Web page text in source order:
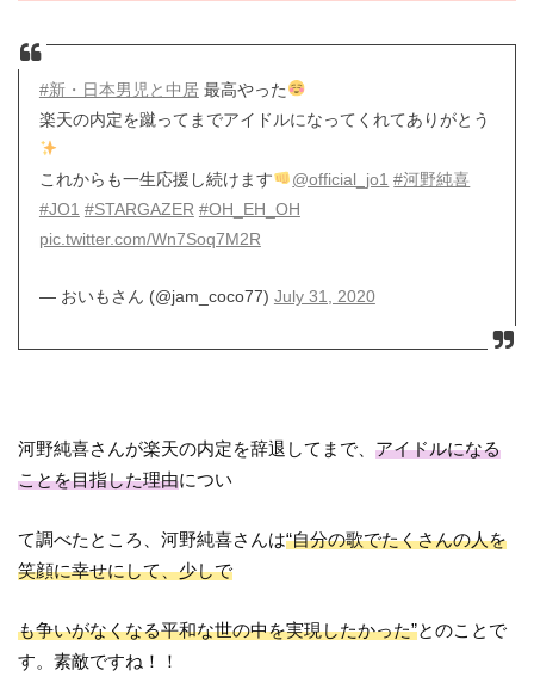
#新・日本男児と中居最高やった
楽天の内定を蹴ってまでアイドルになってくれてありがとう
これからも一生応援し続けます @official_jo1 #河野純喜
#JO1 #STARGAZER #OH_EH_OH
pic.twitter.com/Wn7Soq7M2R
— おいもさん (@jam_coco77) July 31, 2020
河野純喜さんが楽天の内定を辞退してまで、アイドルになる
ことを目指した理由につい
て調べたところ、河野純喜さんは“自分の歌でたくさんの人を
笑顔に幸せにして、少しで
も争いがなくなる平和な世の中を実現したかった”とのことで
す。素敵ですね！！